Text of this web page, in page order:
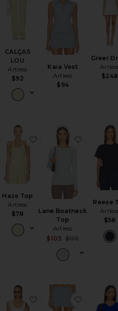
CALÇAS
LOU
Artless
$92
Kaia Vest
Artless
$94
Greer
$248
Sale price:
Previous price:
favoritoIris Layered Tank
Haze Top
Artless
$78
favoritoHaze Top
Lane Boatneck
Top
Artless
Sale price:
$103 $110
Reese
$58
favoritoCALÇAS COM FRANJAS
favoritoInez Scoop